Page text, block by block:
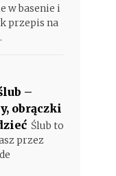
w basenie i
przepis na
–
obrączki
Ślub to
przez